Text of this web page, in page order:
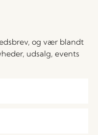
og vær blandt
udsalg, events